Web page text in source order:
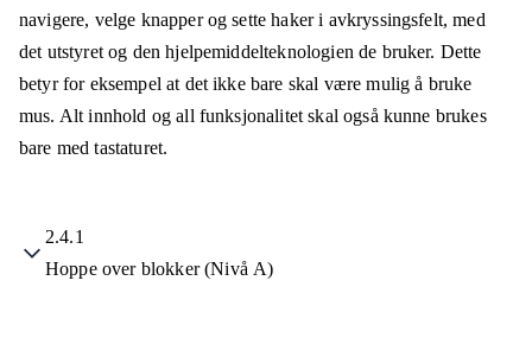
navigere, velge knapper og sette haker i avkryssingsfelt, med
det utstyret og den hjelpemiddelteknologien de bruker. Dette
betyr for eksempel at det ikke bare skal være mulig å bruke
mus. Alt innhold og all funksjonalitet skal også kunne brukes
bare med tastaturet.
2.4.1
Hoppe over blokker (Nivå A)